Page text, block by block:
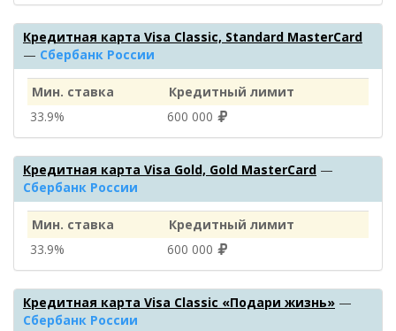
Кредитная карта Visa Classic, Standard MasterCard
— Сбербанк России
Мин. ставка
Кредитный лимит
33.9%
600 000
Кредитная карта Visa Gold, Gold MasterCard —
Сбербанк России
Мин. ставка
Кредитный лимит
33.9%
600 000
Кредитная карта Visa Classic «Подари жизнь» —
Сбербанк России